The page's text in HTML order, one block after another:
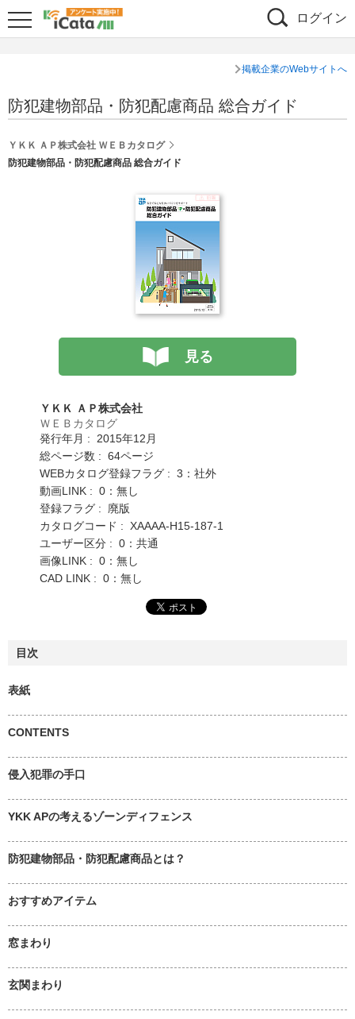
ログイン
掲載企業のWebサイトへ
防犯建物部品・防犯配慮商品 総合ガイド
ＹＫＫ ＡＰ株式会社 ＷＥＢカタログ
防犯建物部品・防犯配慮商品 総合ガイド
見る
ＹＫＫ ＡＰ株式会社
ＷＥＢカタログ
発行年月 : 2015年12月
総ページ数 : 64ページ
WEBカタログ登録フラグ : 3：社外
動画LINK : 0：無し
登録フラグ : 廃版
カタログコード : XAAAA-H15-187-1
ユーザー区分 : 0：共通
画像LINK : 0：無し
CAD LINK : 0：無し
目次
表紙
CONTENTS
侵入犯罪の手口
YKK APの考えるゾーンディフェンス
防犯建物部品・防犯配慮商品とは？
おすすめアイテム
窓まわり
玄関まわり